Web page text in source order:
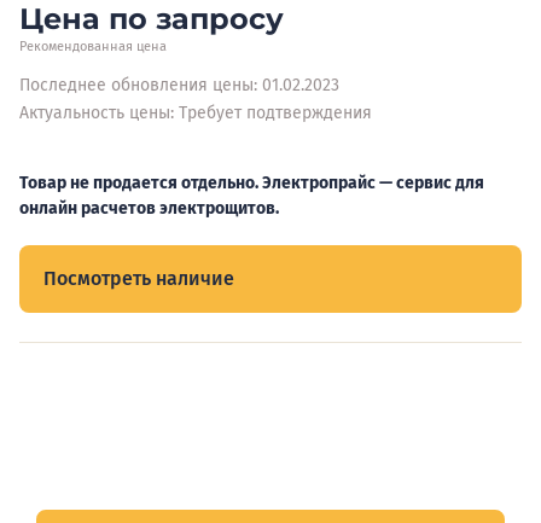
Цена по запросу
Рекомендованная цена
Последнее обновления цены: 01.02.2023
Актуальность цены: Требует подтверждения
Товар не продается отдельно. Электропрайс — сервис для
онлайн расчетов электрощитов.
Посмотреть наличие